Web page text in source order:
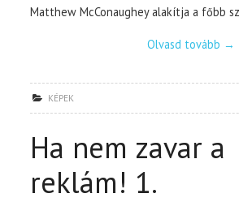
Matthew McConaughey alakítja a főbb
Olvasd tovább →
KÉPEK
Ha nem zavar a
reklám! 1.